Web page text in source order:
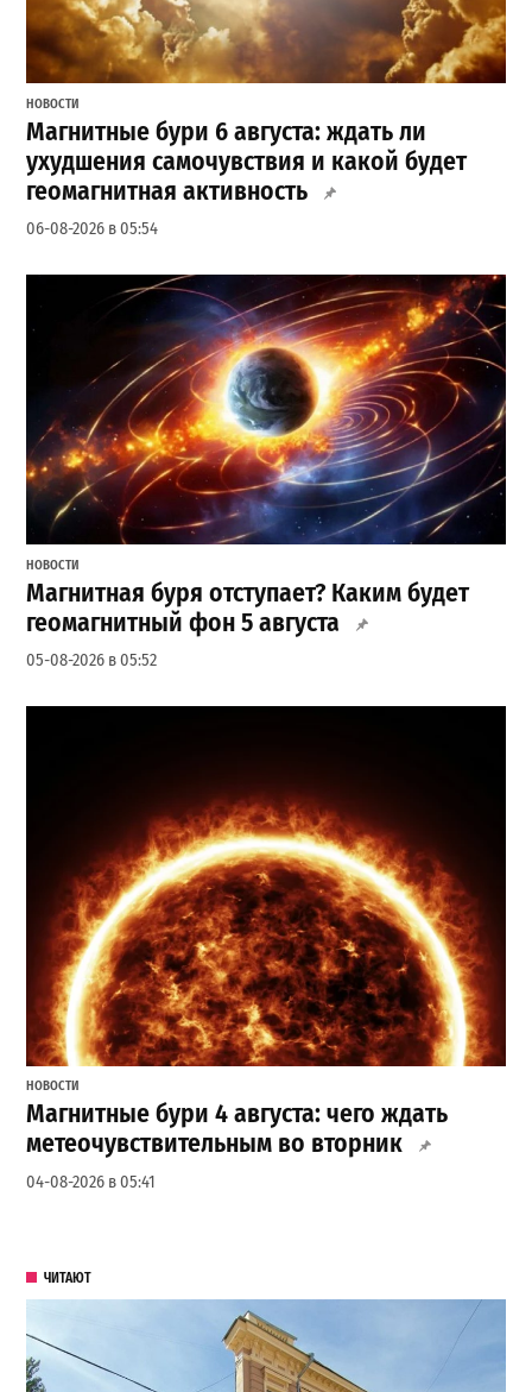
НОВОСТИ
Магнитные бури 6 августа: ждать ли
ухудшения самочувствия и какой будет
геомагнитная активность
06-08-2026 в 05:54
НОВОСТИ
Магнитная буря отступает? Каким будет
геомагнитный фон 5 августа
05-08-2026 в 05:52
НОВОСТИ
Магнитные бури 4 августа: чего ждать
метеочувствительным во вторник
04-08-2026 в 05:41
ЧИТАЮТ